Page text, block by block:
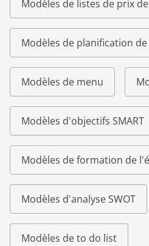
Modèles de listes de prix
Modèles de planification
Modèles de menu
Modèles d'objectifs SMART
Modèles de formation de
Modèles d'analyse SWOT
Modèles de to do list